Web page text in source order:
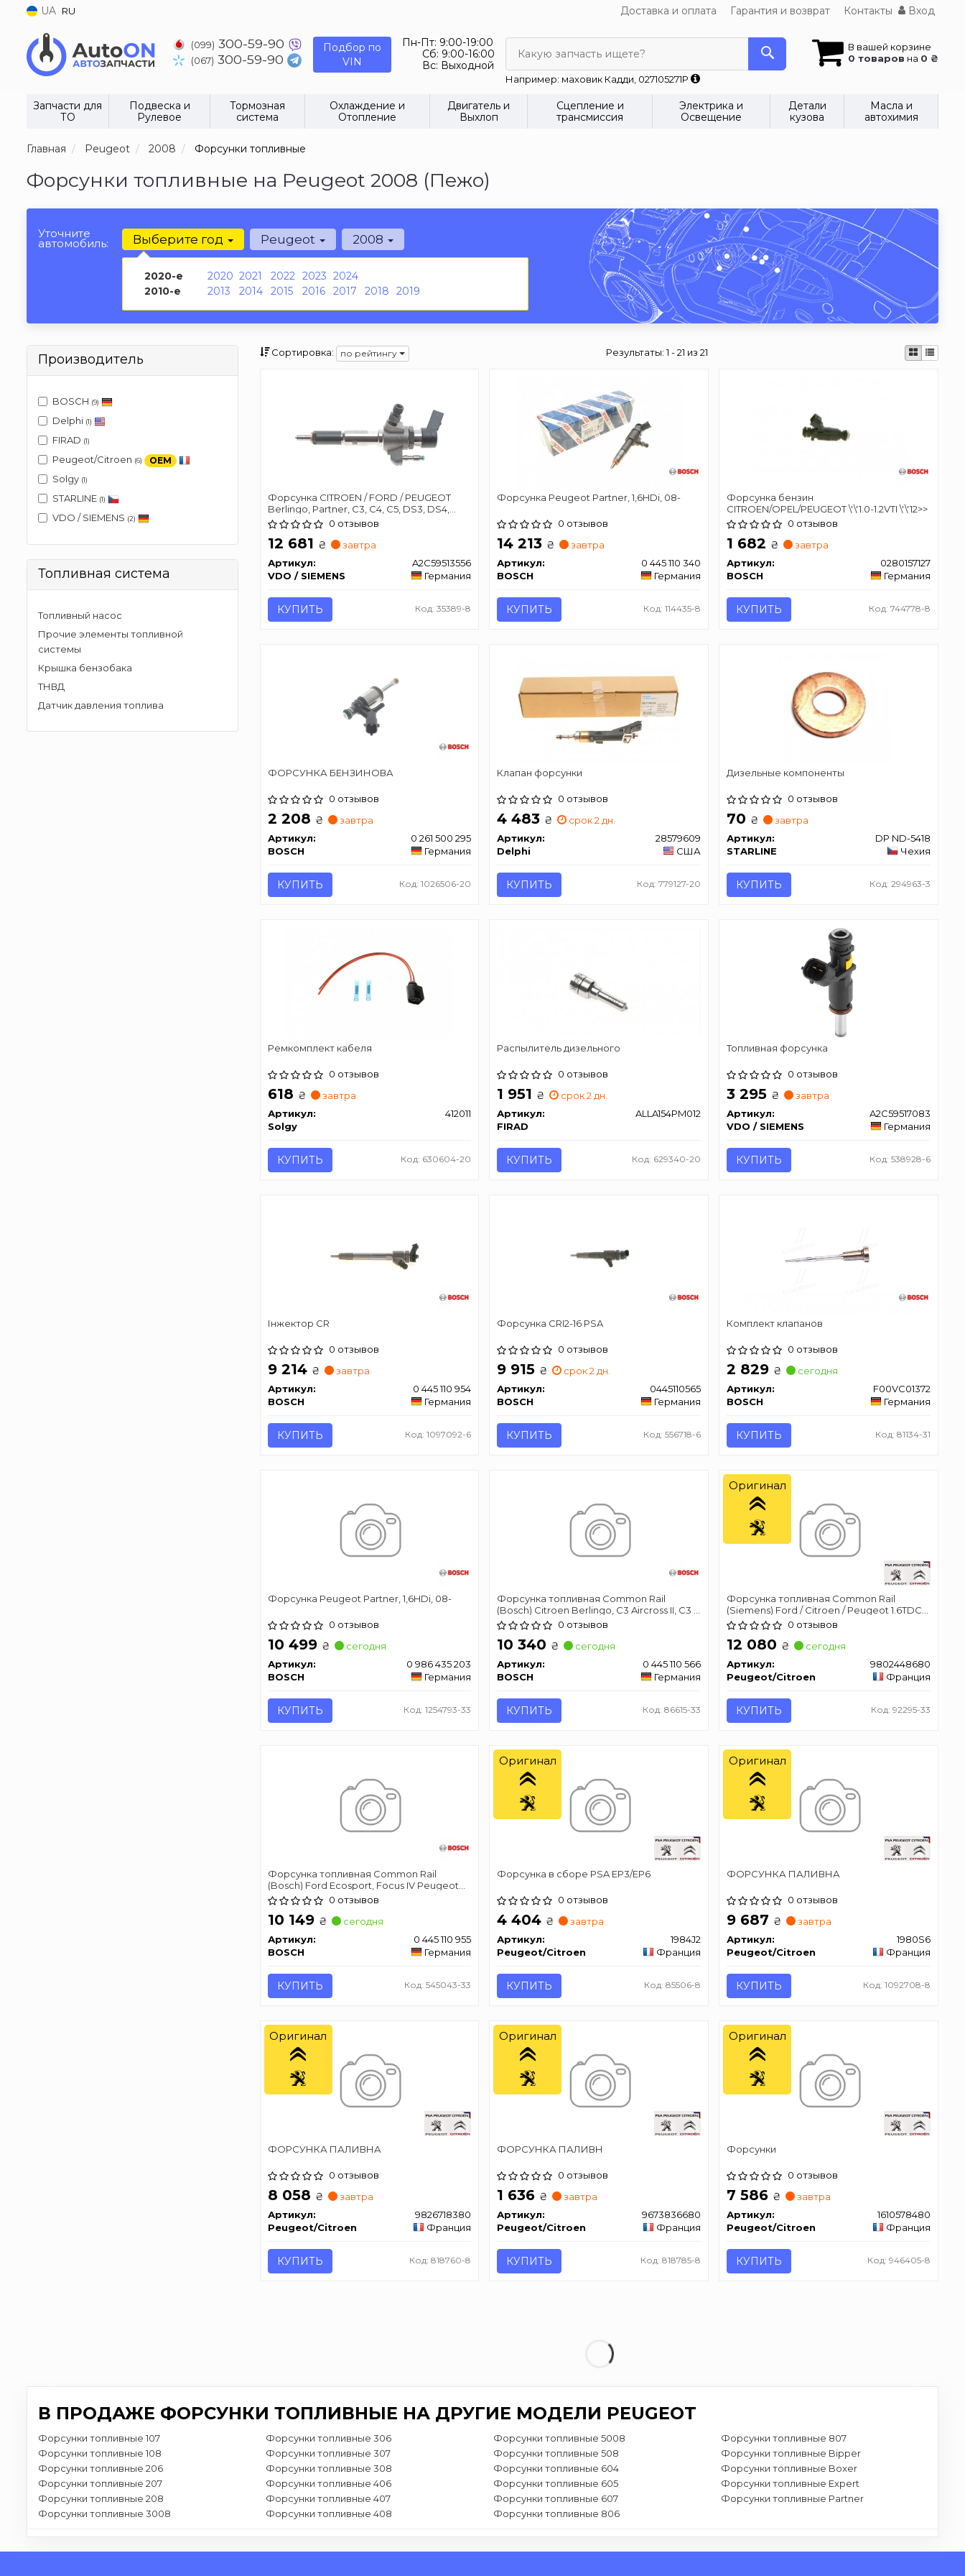
UA RU Доставка и оплата Гарантия и возврат Контакты Вход
(099) 300-59-90
(067) 300-59-90
Подбор по
VIN
Пн-Пт: 9:00-19:00
Сб: 9:00-16:00
Вс: Выходной
В вашей корзине
0 товаров на 0 ₴
Какую запчасть ищете?
Например: маховик Кадди, 027105271P
Запчасти для
ТО
Подвеска и
Рулевое
Тормозная
система
Охлаждение и
Отопление
Двигатель и
Выхлоп
Сцепление и
трансмиссия
Электрика и
Освещение
Детали
кузова
Масла и
автохимия
Главная Peugeot 2008 Форсунки топливные
Форсунки топливные на Peugeot 2008 (Пежо)
Уточните
автомобиль: Выберите год
2020-е 2020 2021 2022 2023 2024
2010-е
2013 2014 2015 2016 2017 2018 2019
Peugeot 2008
Производитель
BOSCH (9)
Delphi (1)
FIRAD (1)
Peugeot/Citroen (6) OEM
Solgy (1)
STARLINE (1)
VDO / SIEMENS (2)
Топливная система
Топливный насос
Прочие элементы топливной
системы
Крышка бензобака
ТНВД
Датчик давления топлива
Сортировка: по рейтингу Результаты:1 - 21 из 21
Форсунка CITROEN / FORD / PEUGEOT
Berlingo, Partner, C3, C4, C5, DS3, DS4,
Focus, 207,308 1,6HDI 07-
0 отзывов
12 681 ₴
завтра
Артикул:
A2C59513556
VDO / SIEMENS
Германия
КУПИТЬ Код: 35389-8
Форсунка Peugeot Partner, 1,6HDi, 08-
0 отзывов
14 213 ₴
завтра
Артикул:
0 445 110 340
BOSCH
Германия
КУПИТЬ Код: 114435-8
Форсунка бензин
CITROEN/OPEL/PEUGEOT \'\'1.0-1.2VTI \'\'12>>
0 отзывов
1 682 ₴
завтра
Артикул:
0280157127
BOSCH
Германия
КУПИТЬ Код: 744778-8
ФОРСУНКА БЕНЗИНОВА
0 отзывов
2 208 ₴
завтра
Артикул:
0 261 500 295
BOSCH
Германия
КУПИТЬ Код: 1026506-20
Клапан форсунки
0 отзывов
4 483 ₴
срок 2 дн.
Артикул:
28579609
Delphi
США
КУПИТЬ Код: 779127-20
Дизельные компоненты
0 отзывов
70 ₴
завтра
Артикул:
DP ND-5418
STARLINE
Чехия
КУПИТЬ Код: 294963-3
Ремкомплект кабеля
0 отзывов
618 ₴
завтра
Артикул:
412011
Solgy
КУПИТЬ Код: 630604-20
Распылитель дизельного
0 отзывов
1 951 ₴
срок 2 дн.
Артикул:
ALLA154PM012
FIRAD
КУПИТЬ Код: 629340-20
Топливная форсунка
0 отзывов
3 295 ₴
завтра
Артикул:
A2C59517083
VDO / SIEMENS
Германия
КУПИТЬ Код: 538928-6
Інжектор CR
0 отзывов
9 214 ₴
завтра
Артикул:
0 445 110 954
BOSCH
Германия
КУПИТЬ Код: 1097092-6
Форсунка CRI2-16 PSA
0 отзывов
9 915 ₴
срок 2 дн.
Артикул:
0445110565
BOSCH
Германия
КУПИТЬ Код: 556718-6
Комплект клапанов
0 отзывов
2 829 ₴
сегодня
Артикул:
F00VC01372
BOSCH
Германия
КУПИТЬ Код: 81134-31
Форсунка Peugeot Partner, 1,6HDi, 08-
0 отзывов
10 499 ₴
сегодня
Артикул:
0 986 435 203
BOSCH
Германия
КУПИТЬ Код: 1254793-33
Форсунка топливная Common Rail
(Bosch) Citroen Berlingo, C3 Aircross II, C3 II,
C3 III, C3 Picasso, C4 Cactus, C4 Grand
Picasso II, C4 II, C4 Picasso II, C-Elysee, DS3,
DS4, DS5, Jumpy 1.6 D 04.08-
0 отзывов
10 340 ₴
сегодня
Артикул:
0 445 110 566
BOSCH
Германия
КУПИТЬ Код: 86615-33
Форсунка топливная Common Rail
(Siemens) Ford / Citroen / Peugeot 1.6TDCIi
/ HDI
0 отзывов
12 080 ₴
сегодня
Артикул:
9802448680
Peugeot/Citroen
Франция
КУПИТЬ Код: 92295-33
Оригинал
Форсунка топливная Common Rail
(Bosch) Ford Ecosport, Focus IV Peugeot
Rifter 1.5D 11.17-0 отзывов
10 149 ₴
сегодня
Артикул:
0 445 110 955
BOSCH
Германия
КУПИТЬ Код: 545043-33
Форсунка в сборе PSA EP3/EP6
0 отзывов
4 404 ₴
завтра
Артикул:
1984J2
Peugeot/Citroen
Франция
КУПИТЬ Код: 85506-8
Оригинал
ФОРСУНКА ПАЛИВНА
0 отзывов
9 687 ₴
завтра
Артикул:
1980S6
Peugeot/Citroen
Франция
КУПИТЬ Код: 1092708-8
Оригинал
ФОРСУНКА ПАЛИВНА
0 отзывов
8 058 ₴
завтра
Артикул:
9826718380
Peugeot/Citroen
Франция
КУПИТЬ Код: 818760-8
Оригинал
ФОРСУНКА ПАЛИВН
0 отзывов
1 636 ₴
завтра
Артикул:
9673836680
Peugeot/Citroen
Франция
КУПИТЬ Код: 818785-8
Оригинал
Форсунки
0 отзывов
7 586 ₴
завтра
Артикул:
1610578480
Peugeot/Citroen
Франция
КУПИТЬ Код: 946405-8
Оригинал
В ПРОДАЖЕ ФОРСУНКИ ТОПЛИВНЫЕ НА ДРУГИЕ МОДЕЛИ PEUGEOT
Форсунки топливные 107
Форсунки топливные 108
Форсунки топливные 206
Форсунки топливные 207
Форсунки топливные 208
Форсунки топливные 3008
Форсунки топливные 306
Форсунки топливные 307
Форсунки топливные 308
Форсунки топливные 406
Форсунки топливные 407
Форсунки топливные 408
Форсунки топливные 5008
Форсунки топливные 508
Форсунки топливные 604
Форсунки топливные 605
Форсунки топливные 607
Форсунки топливные 806
Форсунки топливные 807
Форсунки топливные Bipper
Форсунки топливные Boxer
Форсунки топливные Expert
Форсунки топливные Partner